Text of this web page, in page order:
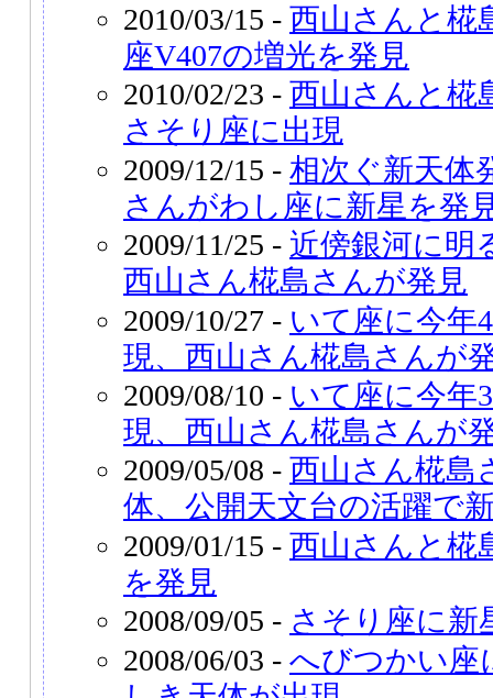
2010/03/15 - 西山さんと椛
座V407の増光を発見
2010/02/23 - 西山さんと椛
さそり座に出現
2009/12/15 - 相次ぐ新天体
さんがわし座に新星を発
2009/11/25 - 近傍銀河に明
西山さん椛島さんが発見
2009/10/27 - いて座に今年
現、西山さん椛島さんが
2009/08/10 - いて座に今年
現、西山さん椛島さんが
2009/05/08 - 西山さん椛島
体、公開天文台の活躍で
2009/01/15 - 西山さんと椛
を発見
2008/09/05 - さそり座に新
2008/06/03 - へびつかい座